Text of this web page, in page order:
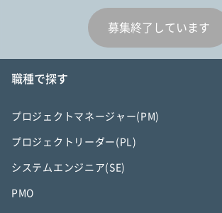
募集終了しています
職種で探す
プロジェクトマネージャー(PM)
プロジェクトリーダー(PL)
システムエンジニア(SE)
PMO